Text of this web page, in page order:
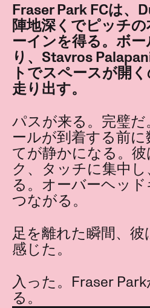
Fraser Park FCは、
陣地深くでピッチ
ーインを得る。ボ
り、Stavros
トでスペースが開
走り出す。
パスが来る。完璧
ールが到着する前
てが静かになる。
ク、タッチに集中し
る。オーバーヘッ
つながる。
足を離れた瞬間、彼
感じた。
入った。Fraser
る。